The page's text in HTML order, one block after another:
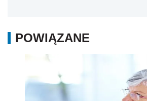
POWIĄZANE